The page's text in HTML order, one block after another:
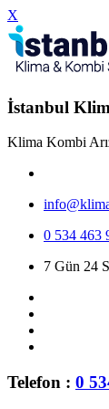
X
İstanbul
Klima Kombi
0 534 463
7 Gün 24
Telefon : 0